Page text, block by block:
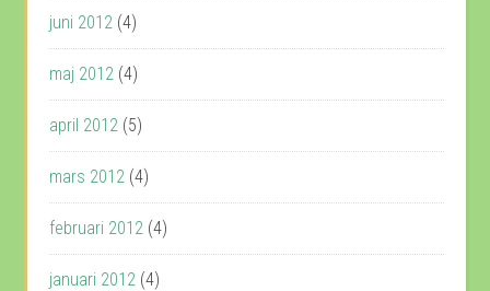
juni 2012 (4)
maj 2012 (4)
april 2012 (5)
mars 2012 (4)
februari 2012 (4)
januari 2012 (4)